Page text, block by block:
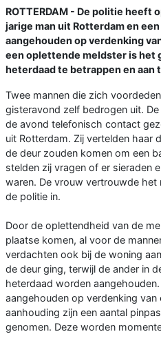
ROTTERDAM - De politie heeft
jarige man uit Rotterdam en
aangehouden op verdenking
een oplettende meldster is het
heterdaad te betrappen en aan
Twee mannen die zich
gisteravond zelf bedrogen uit.
de avond telefonisch contact
uit Rotterdam. Zij vertelden haar
de deur zouden komen om een
stelden zij vragen of er sieraden
waren. De vrouw vertrouwde het
de politie in.
Door de oplettendheid van de
plaatse komen, al voor de
verdachten ook bij de woning
de deur ging, terwijl de ander in
heterdaad worden
aangehouden op verdenking
aanhouding zijn een aantal
genomen. Deze worden